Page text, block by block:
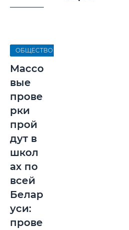
ОБЩЕСТВО
Массо
вые
прове
рки
прой
дут в
школ
ах по
всей
Белар
уси:
прове